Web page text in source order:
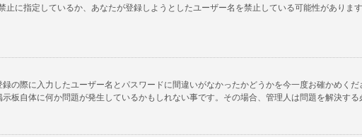
止に指定しているか、あなたが登録しようとしたユーザー名を禁止している可能性があり
の際に入力したユーザー名とパスワードに間違いがなかったかどうかを今一度お確かめく
板自体に何か問題が発生しているかもしれない事です。その場合、管理人は問題を解決する